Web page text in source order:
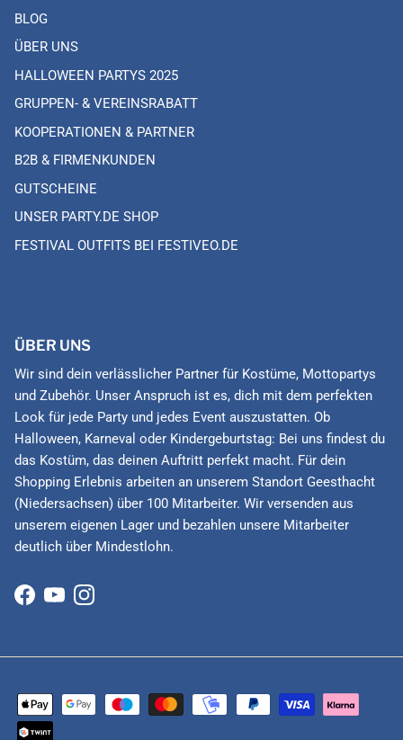
BLOG
ÜBER UNS
HALLOWEEN PARTYS 2025
GRUPPEN- & VEREINSRABATT
KOOPERATIONEN & PARTNER
B2B & FIRMENKUNDEN
GUTSCHEINE
UNSER PARTY.DE SHOP
FESTIVAL OUTFITS BEI FESTIVEO.DE
ÜBER UNS
Wir sind dein verlässlicher Partner für Kostüme, Mottopartys
und Zubehör. Unser Anspruch ist es, dich mit dem perfekten
Look für jede Party und jedes Event auszustatten. Ob
Halloween, Karneval oder Kindergeburtstag: Bei uns findest du
das Kostüm, das deinen Auftritt perfekt macht. Für dein
Shopping Erlebnis arbeiten an unserem Standort Geesthacht
(Niedersachsen) über 100 Mitarbeiter. Wir versenden aus
unserem eigenen Lager und bezahlen unsere Mitarbeiter
deutlich über Mindestlohn.
Facebook
YouTubeInstagram